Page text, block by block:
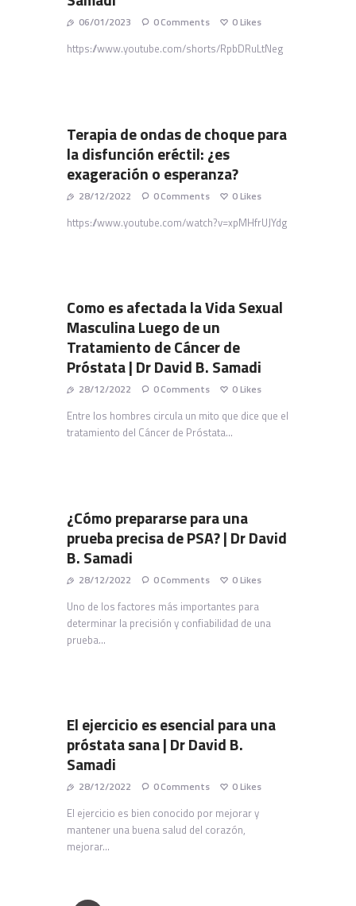
06/01/2023 0Comments 0Likes
https://www.youtube.com/shorts/RpbDRuLtNeg
Terapia de ondas de choque para
la disfunción eréctil: ¿es
exageración o esperanza?
28/12/2022 0Comments 0Likes
https://www.youtube.com/watch?v=xpMHfrUJYdg
Como es afectada la Vida Sexual
Masculina Luego de un
Tratamiento de Cáncer de
Próstata | Dr David B. Samadi
28/12/2022 0Comments 0Likes
Entre los hombres circula un mito que dice que el
tratamiento del Cáncer de Próstata…
¿Cómo prepararse para una
prueba precisa de PSA? | Dr David
B. Samadi
28/12/2022 0Comments 0Likes
Uno de los factores más importantes para
determinar la precisión y confiabilidad de una
prueba…
El ejercicio es esencial para una
próstata sana | Dr David B.
Samadi
28/12/2022 0Comments 0Likes
El ejercicio es bien conocido por mejorar y
mantener una buena salud del corazón,
mejorar…